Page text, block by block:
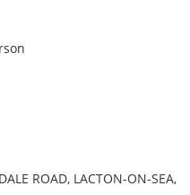
ROAD, LACTON-ON-SEA,